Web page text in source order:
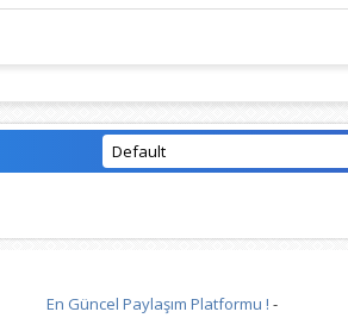
En Güncel Paylaşım Platformu ! -